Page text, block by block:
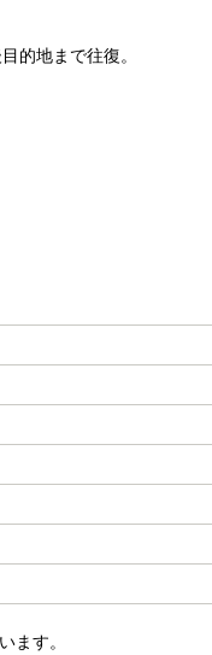
的地まで往復。
ます。